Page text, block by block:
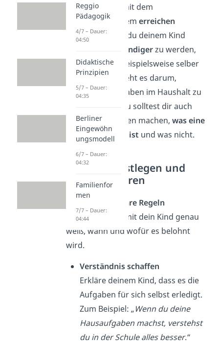
Klaren,was
du mit dem
Belohnungssystem erreichen
möchtest. Willst du deinem Kind
selbstständigerzu werden,
sodass es sich beispielsweise selber
anzieht? Oder geht es darum,
bestimmte Aufgaben im Haushalt zu
übernehmen? Du solltest dir auch
darüber Gedanken machen, was eine
Belohnung wert ist und was nicht.
2. Regeln festlegen und
kommunizieren
klare Regeln
aufzustellen, damit dein Kind genau
weiß, wann und wofür es belohnt
wird.
Verständnis schaffen
Erkläre deinem Kind, dass es die
Aufgaben für sich selbst erledigt.
Zum Beispiel: „Wenn du deine
Hausaufgaben machst, verstehst
du in der Schule alles besser.“
Reggio
Pädagogik
4/7 – Dauer:
04:50
Didaktische
Prinzipien
5/7 – Dauer:
04:35
Berliner
Eingewöhn
ungsmodell
6/7 – Dauer:
04:32
Familienfor
men
7/7 – Dauer:
04:44